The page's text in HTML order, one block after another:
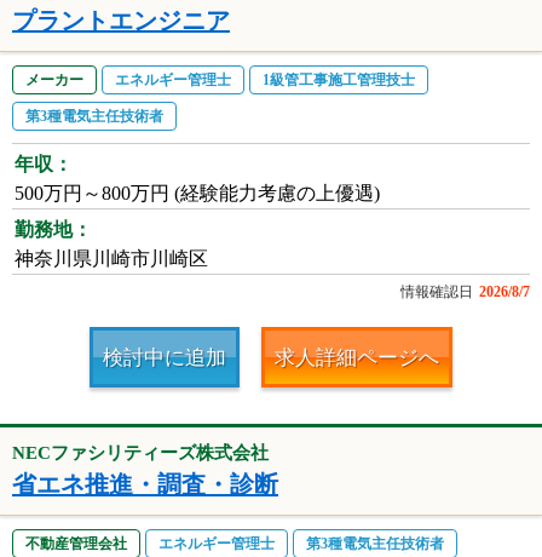
プラントエンジニア
メーカー エネルギー管理士 1級管工事施工管理技士
第3種電気主任技術者
年収：
500万円～800万円 (経験能力考慮の上優遇)
勤務地：
神奈川県川崎市川崎区
情報確認日 2026/8/7
検討中に追加 求人詳細ページへ
NECファシリティーズ株式会社
省エネ推進・調査・診断
不動産管理会社 エネルギー管理士 第3種電気主任技術者